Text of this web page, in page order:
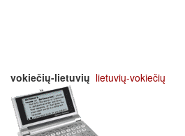
vokiečių-lietuvių lietuvių-vokiečių